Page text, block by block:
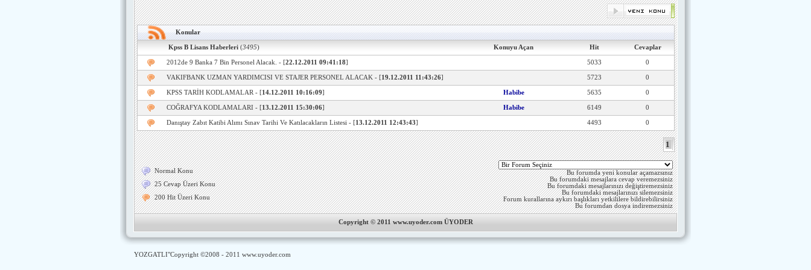
Konular
Kpss B Lisans Haberleri (3495) Konuyu Açan Hit Cevaplar
2012de 9 Banka 7 Bin Personel Alacak. - [22.12.2011 09:41:18] 5033 0
VAKIFBANK UZMAN YARDIMCISI VE STAJER PERSONEL ALACAK - [19.12.2011 11:43:26] 5723 0
KPSS TARİH KODLAMALAR - [14.12.2011 10:16:09] Habibe 5635 0
COĞRAFYA KODLAMALARI - [13.12.2011 15:30:06] Habibe 6149 0
Danıştay Zabıt Katibi Alımı Sınav Tarihi Ve Katılacakların Listesi - [13.12.2011 12:43:43] 4493 0
1
Normal Konu
25 Cevap Üzeri Konu
200 Hit Üzeri Konu
Bu forumda yeni konular açamazsınız
Bu forumdaki mesajlara cevap veremezsiniz
Bu forumdaki mesajlarınızı değiştiremezsiniz
Bu forumdaki mesajlarınızı silemezsiniz
Forum kurallarına aykırı başlıkları yetkililere bildirebilirsiniz
Bu forumdan dosya indiremezsiniz
Copyright © 2011 www.uyoder.com ÜYODER
YOZGATLI"Copyright ©2008 - 2011 www.uyoder.com